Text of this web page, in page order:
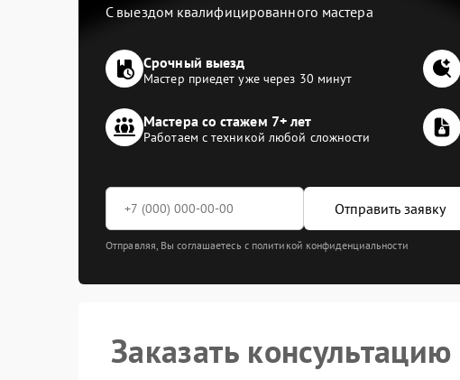
С выездом квалифицированного мастера
Срочный выезд
Мастер приедет уже через 30 минут
Мастера со стажем 7+ лет
Работаем с техникой любой сложности
Отправить заявку
Отправляя, Вы соглашаетесь с политикой конфиденциальности
Заказать консультацию